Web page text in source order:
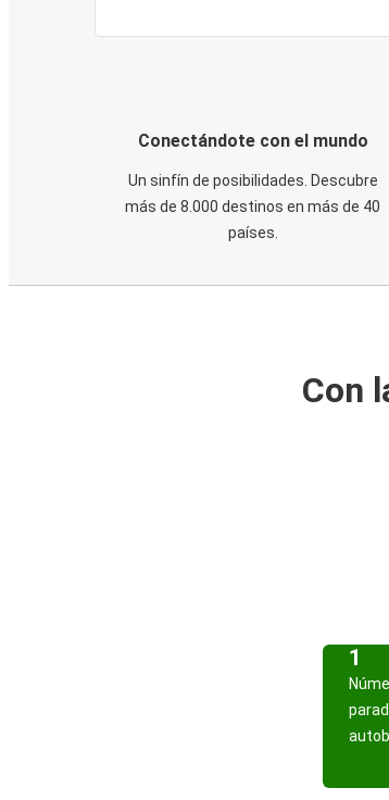
Conectándote con el mundo
Un sinfín de posibilidades. Descubre
más de 8.000 destinos en más de 40
países.
Con
1